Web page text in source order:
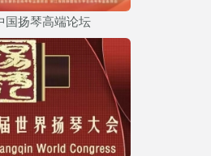
国扬琴高端论坛